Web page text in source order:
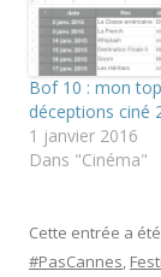
s
u
n
e
n
o
u
v
e
n
t
r
(
o
v
r
e
d
a
n
s
n
u
Bof 10 : mon
déceptions ciné
1 janvier 2016
Dans "Cinéma"
Cette entrée a
#PasCannes,